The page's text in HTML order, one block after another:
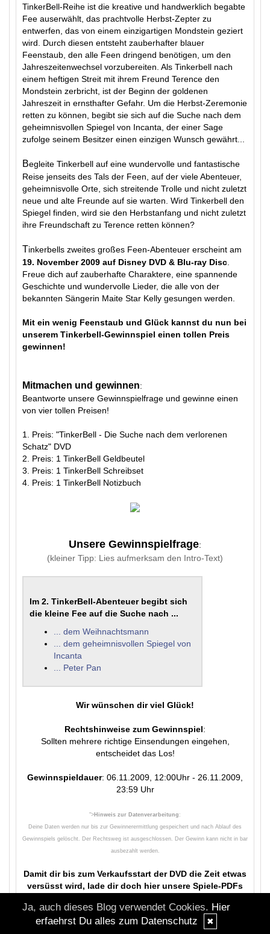
TinkerBell-Reihe ist die kreative und handwerklich begabte
Fee auserwählt, das prachtvolle Herbst-Zepter zu
entwerfen, das von einem einzigartigen Mondstein geziert
wird. Durch diesen entsteht zauberhafter blauer
Feenstaub, den alle Feen dringend benötigen, um den
Jahreszeitenwechsel vorzubereiten. Als Tinkerbell nach
einem heftigen Streit mit ihrem Freund Terence den
Mondstein zerbricht, ist der Beginn der goldenen
Jahreszeit in ernsthafter Gefahr. Um die Herbst-Zeremonie
retten zu können, begibt sie sich auf die Suche nach dem
geheimnisvollen Spiegel von Incanta, der einer Sage
zufolge seinem Besitzer einen einzigen Wunsch gewährt...
Begleite Tinkerbell auf eine wundervolle und fantastische
Reise jenseits des Tals der Feen, auf der viele Abenteuer,
geheimnisvolle Orte, sich streitende Trolle und nicht zuletzt
neue und alte Freunde auf sie warten. Wird Tinkerbell den
Spiegel finden, wird sie den Herbstanfang und nicht zuletzt
ihre Freundschaft zu Terence retten können?
Tinkerbells zweites großes Feen-Abenteuer erscheint am
19. November 2009 auf Disney DVD & Blu-ray Disc
Freue dich auf zauberhafte Charaktere, eine spannende
Geschichte und wundervolle Lieder, die alle von der
bekannten Sängerin Maite Star Kelly gesungen werden.
Mit ein wenig Feenstaub und Glück kannst du nun bei
unserem Tinkerbell-Gewinnspiel einen tollen Preis
gewinnen!
Mitmachen und gewinnen:
Beantworte unsere Gewinnspielfrage und gewinne einen
von vier tollen Preisen!
1. Preis: "TinkerBell - Die Suche nach dem verlorenen
Schatz" DVD
2. Preis: 1 TinkerBell Geldbeutel
3. Preis: 1 TinkerBell Schreibset
4. Preis: 1 TinkerBell Notizbuch
Unsere Gewinnspielfrage:
(kleiner Tipp: Lies aufmerksam den Intro-Text)
Im 2. TinkerBell-Abenteuer begibt sich
die kleine Fee auf die Suche nach ...
... dem Weihnachtsmann
... dem geheimnisvollen Spiegel von
Incanta
... Peter Pan
Wir wünschen dir viel Glück!
Rechtshinweise zum Gewinnspiel:
Sollten mehrere richtige Einsendungen eingehen,
entscheidet das Los!
Gewinnspieldauer: 06.11.2009, 12:00Uhr - 26.11.2009,
23:59 Uhr
"> Hinweis zur Datenverarbeitung :
Deine Daten werden nur bis zur Gewinnerermittlung gespeichert und nach Ablauf des
Gewinnspiels gelöscht. Der Rechtsweg ist ausgeschlossen. Der Gewinn kann nicht in bar
ausbezahlt werden.
Damit dir bis zum Verkaufsstart der DVD die Zeit etwas
versüsst wird, lade dir doch hier unsere Spiele-PDFs
Downloads:
Ja, auch dieses Blog verwendet Cookies. Hier
erfaehrst Du alles zum Datenschutz
✖